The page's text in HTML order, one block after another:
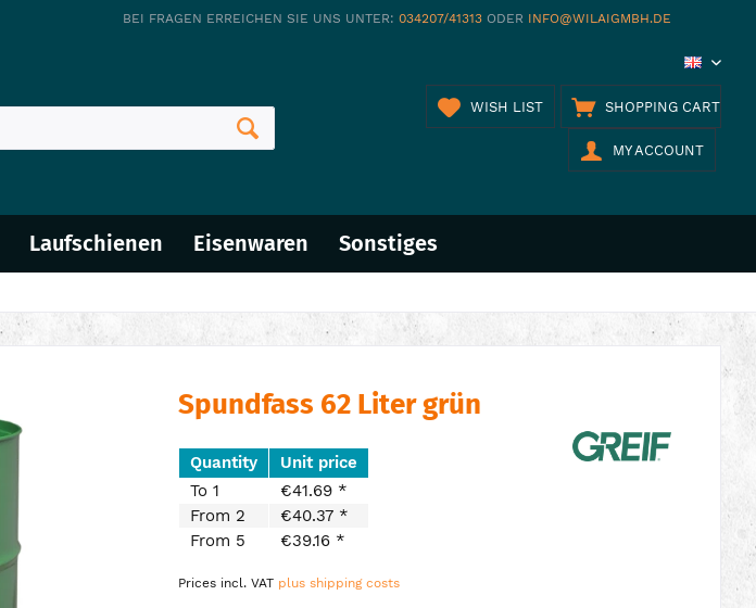
BEI FRAGEN ERREICHEN SIE UNS UNTER: 034207/41313ODER INFO@WILAIGMBH.DE
EN
SHOPPING CART
WISH LIST
MY ACCOUNT
Laufschienen Eisenwaren Sonstiges
Spundfass 62 Liter grün
Quantity
Unit price
To 1
€41.69 *
From 2
€40.37 *
From 5 €39.16 *
Prices incl. VAT plus shipping costs